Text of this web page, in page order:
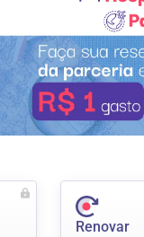
Renovar